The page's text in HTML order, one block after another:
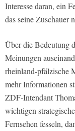
Interesse daran, ein
das seine Zuschauer
Über die Bedeutung
Meinungen
rheinland-pfälzische
mehr Informationen
ZDF-Intendant
wichtigen
Fernsehen fesseln,